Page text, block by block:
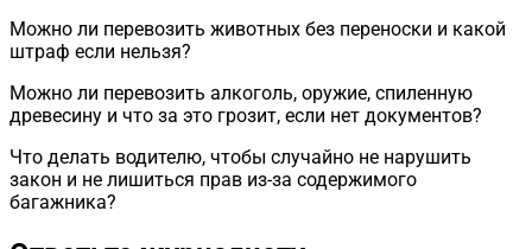
Можно ли перевозить животных без переноски и какой
штраф если нельзя?
Можно ли перевозить алкоголь, оружие, спиленную
древесину и что за это грозит, если нет документов?
Что делать водителю, чтобы случайно не нарушить
закон и не лишиться прав из-за содержимого
багажника?